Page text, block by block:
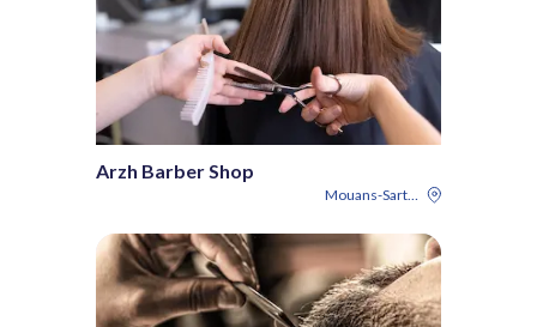
Arzh Barber Shop
Mouans-Sartoux